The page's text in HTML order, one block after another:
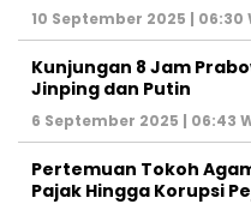
10 September 2025 | 06:30
Kunjungan 8 Jam
Jinping dan Putin
6 September 2025 | 06:43
Pertemuan Tokoh
Pajak Hingga Korupsi